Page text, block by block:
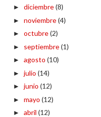
► diciembre(8)
► noviembre(4)
► octubre(2)
► septiembre(1)
► agosto (10)
► julio (14)
► junio (12)
► mayo (12)
► abril (12)